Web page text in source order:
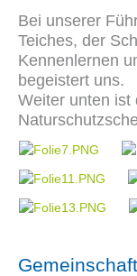
Bei unserer
Teiches, der
Kennenlernen
begeistert uns.
Weiter unten ist